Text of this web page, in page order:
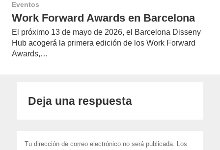
Eventos
Work Forward Awards en Barcelona
El próximo 13 de mayo de 2026, el Barcelona Disseny
Hub acogerá la primera edición de los Work Forward
Awards,…
Deja una respuesta
Tu dirección de correo electrónico no será publicada. Los